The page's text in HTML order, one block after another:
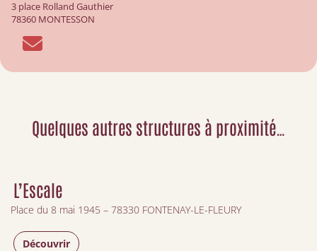
3 place Rolland Gauthier
78360 MONTESSON
Quelques autres structures à proximité…
L’Escale
Place du 8 mai 1945 – 78330 FONTENAY-LE-FLEURY
Découvrir